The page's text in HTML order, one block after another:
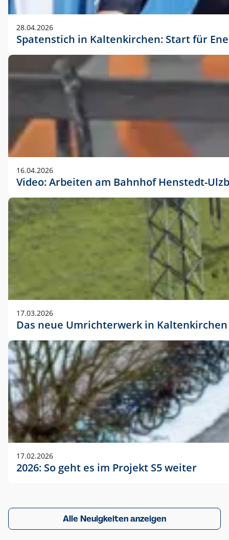
28.04.2026
Spatenstich in Kaltenkirchen: Start für
16.04.2026
Video: Arbeiten am Bahnhof Henstedt-
17.03.2026
Das neue Umrichterwerk in Kaltenkirchen
17.02.2026
2026: So geht es im Projekt S5 weiter
Alle Neuigkeiten anzeigen